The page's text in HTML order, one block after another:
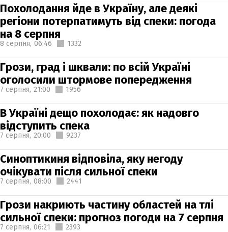
Похолодання йде в Україну, але деякі
регіони потерпатимуть від спеки: погода
на 8 серпня
8 серпня, 06:46 1332
Грози, град і шквали: по всій Україні
оголосили штормове попередження
7 серпня, 21:00 1956
В Україні дещо похолодає: як надовго
відступить спека
7 серпня, 20:00 9237
Синоптикиня відповіла, яку негоду
очікувати після сильної спеки
7 серпня, 08:00 2441
Грози накриють частину областей на тлі
сильної спеки: прогноз погоди на 7 серпня
7 серпня, 06:21 2393